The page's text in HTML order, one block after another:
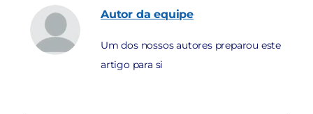
Autor da equipe
Um dos nossos autores preparou este
artigo para si